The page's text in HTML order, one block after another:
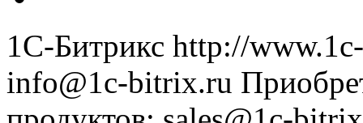
1С-Битрикс http://
info@1c-bitrix.ru